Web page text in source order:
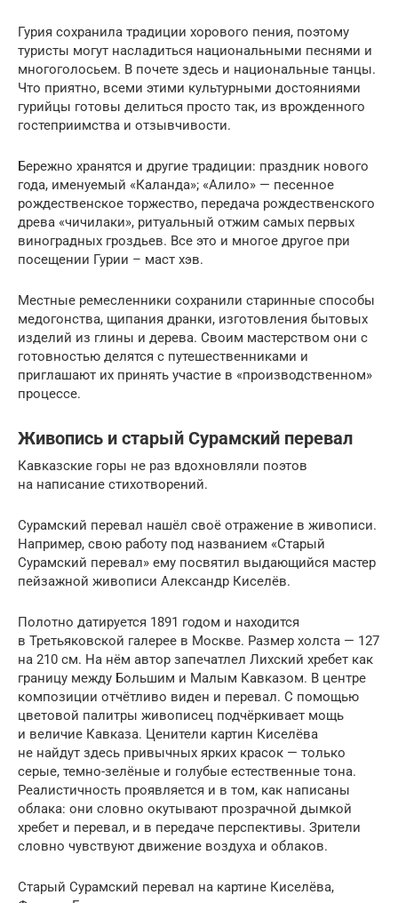
Гурия сохранила традиции хорового пения, поэтому
туристы могут насладиться национальными песнями и
многоголосьем. В почете здесь и национальные танцы.
Что приятно, всеми этими культурными достояниями
гурийцы готовы делиться просто так, из врожденного
гостеприимства и отзывчивости.
Бережно хранятся и другие традиции: праздник нового
года, именуемый «Каланда»; «Алило» — песенное
рождественское торжество, передача рождественского
древа «чичилаки», ритуальный отжим самых первых
виноградных гроздьев. Все это и многое другое при
посещении Гурии – маст хэв.
Местные ремесленники сохранили старинные способы
медогонства, щипания дранки, изготовления бытовых
изделий из глины и дерева. Своим мастерством они с
готовностью делятся с путешественниками и
приглашают их принять участие в «производственном»
процессе.
Живопись и старый Сурамский перевал
Кавказские горы не раз вдохновляли поэтов
на написание стихотворений.
Сурамский перевал нашёл своё отражение в живописи.
Например, свою работу под названием «Старый
Сурамский перевал» ему посвятил выдающийся мастер
пейзажной живописи Александр Киселёв.
Полотно датируется 1891 годом и находится
в Третьяковской галерее в Москве. Размер холста — 127
на 210 см. На нём автор запечатлел Лихский хребет как
границу между Большим и Малым Кавказом. В центре
композиции отчётливо виден и перевал. С помощью
цветовой палитры живописец подчёркивает мощь
и величие Кавказа. Ценители картин Киселёва
не найдут здесь привычных ярких красок — только
серые, темно-зелёные и голубые естественные тона.
Реалистичность проявляется и в том, как написаны
облака: они словно окутывают прозрачной дымкой
хребет и перевал, и в передаче перспективы. Зрители
словно чувствуют движение воздуха и облаков.
Старый Сурамский перевал на картине Киселёва,